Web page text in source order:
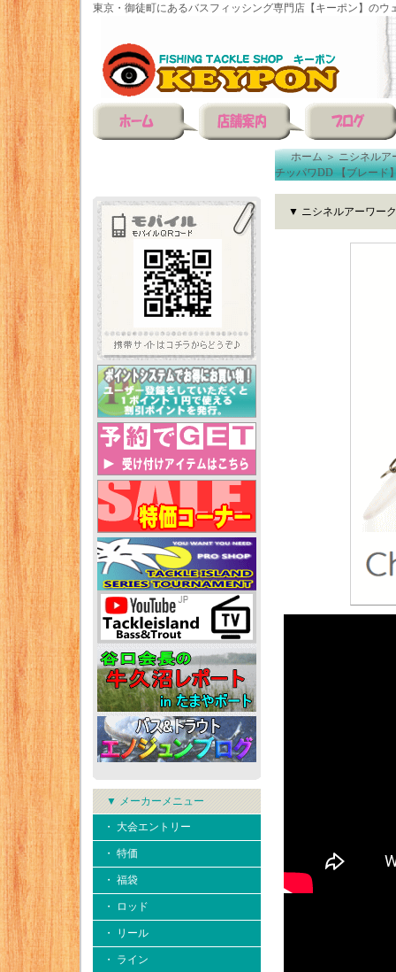
東京・御徒町にあるバスフィッシング専門店【キーポン】のウ
▼ メーカーメニュー
・ 大会エントリー
・ 特価
・ 福袋
・ ロッド
・ リール
・ ライン
ホーム＞ニシネルア
チッパワDD 【ブレード
▼ ニシネルアーワー